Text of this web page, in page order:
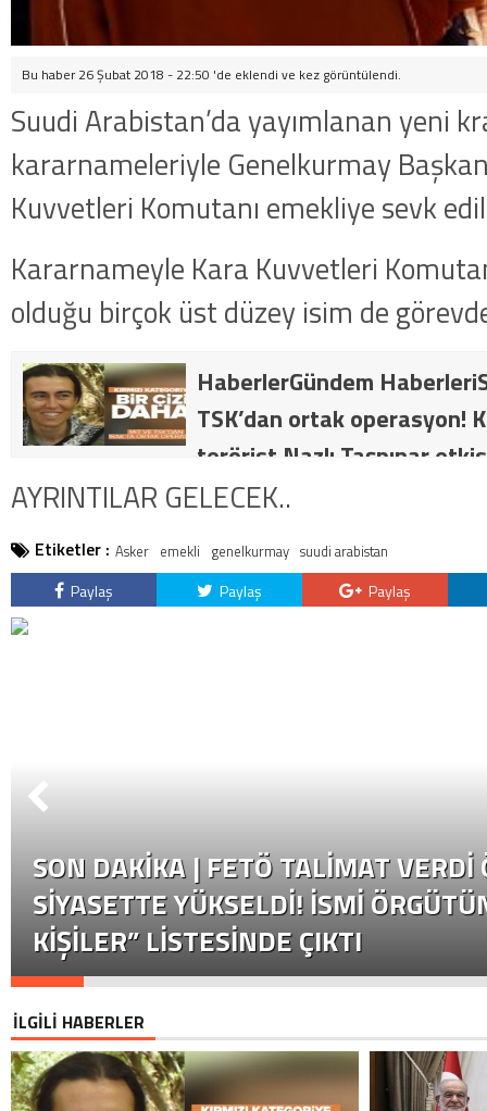
Bu haber 26 Şubat 2018 - 22:50 'de eklendi ve kez görüntülendi.
Suudi Arabistan’da yayımlanan yeni
kararnameleriyle Genelkurmay
Kuvvetleri Komutanı emekliye sevk
Kararnameyle Kara Kuvvetleri
olduğu birçok üst düzey isim de
HaberlerGündem
TSK’dan ortak operasyon!
terörist Nazlı Taşpınar
dakika: MİT ve TSK’dan
getirildi .
AYRINTILAR GELECEK..
Etiketler : Asker emekli genelkurmay suudi arabistan
Paylaş Paylaş Paylaş
SON DAKİKA | FETÖ TALIMAT VERDI
SIYASETTE YÜKSELDI! İSMI
KIŞILER” LISTESINDE ÇIKTI
İLGİLİ HABERLER